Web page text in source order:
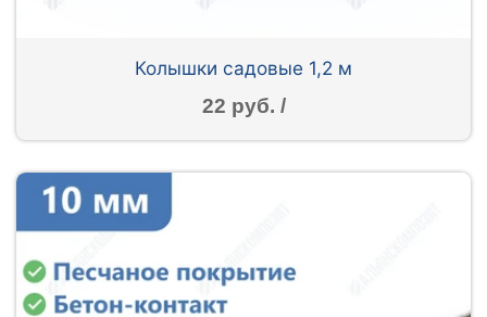
Колышки садовые 1,2 м
22 руб. /